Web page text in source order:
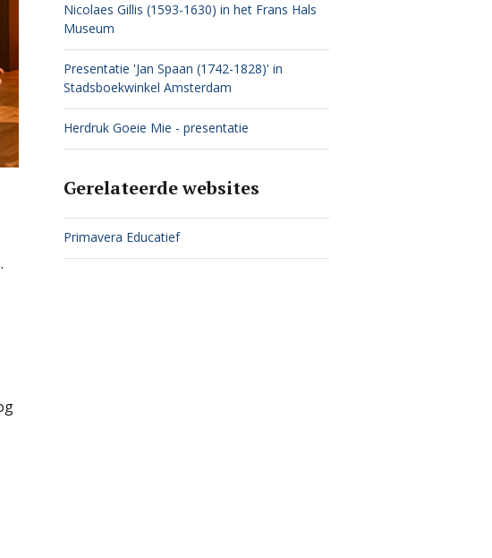
Nicolaes Gillis (1593-1630) in het Frans Hals
Museum
Presentatie 'Jan Spaan (1742-1828)' in
Stadsboekwinkel Amsterdam
Herdruk Goeie Mie - presentatie
Gerelateerde websites
Primavera Educatief